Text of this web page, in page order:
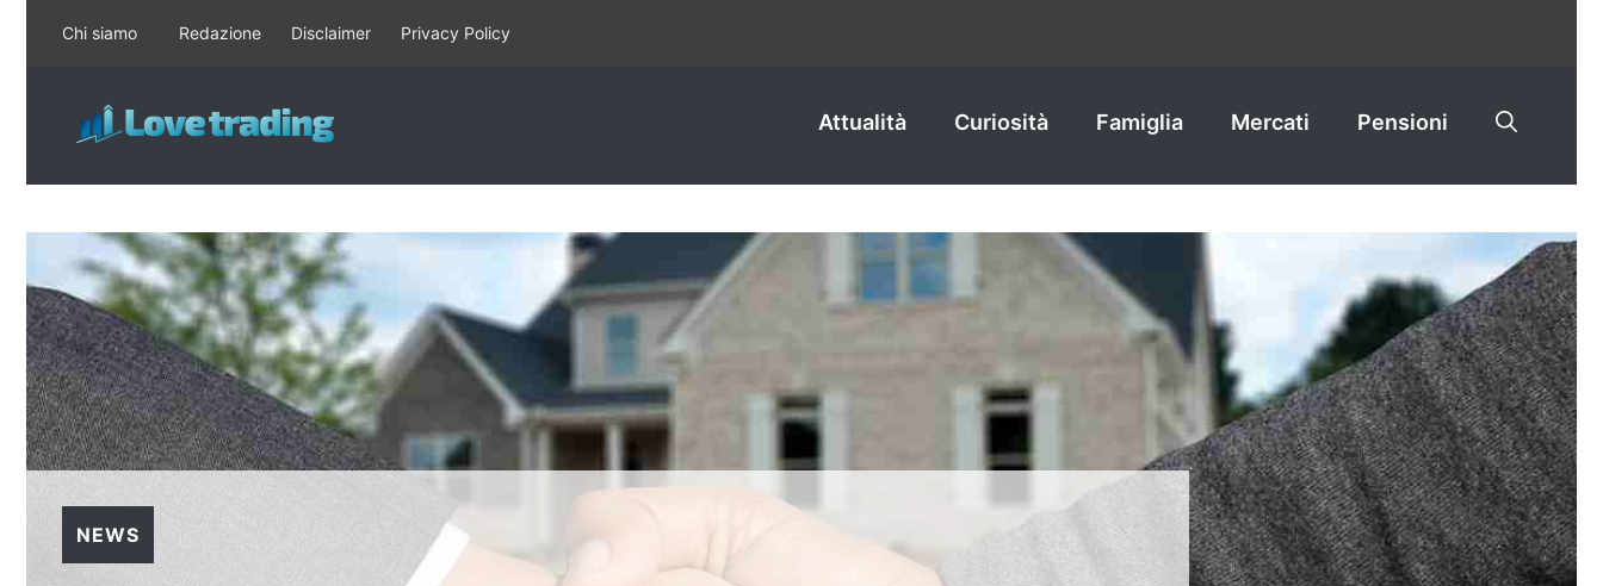
contenuto
Chi siamo Redazione Disclaimer Privacy Policy
Attualità Curiosità Famiglia Mercati Pensioni
NEWS